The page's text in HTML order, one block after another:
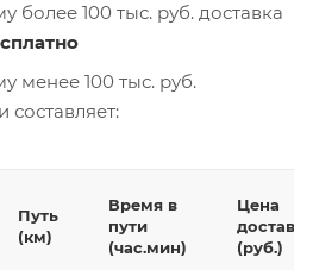
более 100 тыс. руб. доставка
менее 100 тыс. руб.
составляет:
Путь
(км)
Время в
пути
(час.мин)
Цена
(руб.)